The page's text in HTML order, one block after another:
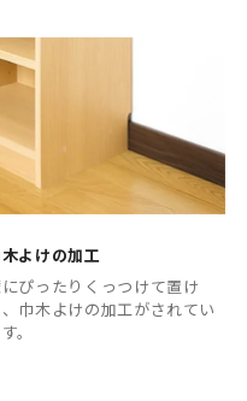
よけの加工
ぴったりくっつけて置け
、巾木よけの加工がされてい
。